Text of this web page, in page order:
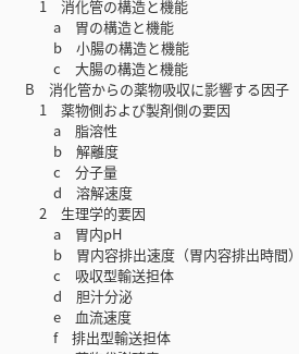
1 消化管の構造と機能
a 胃の構造と機能
b 小腸の構造と機能
c 大腸の構造と機能
B 消化管からの薬物吸収に影響する因子
1 薬物側および製剤側の要因
a 脂溶性
b 解離度
c 分子量
d 溶解速度
2 生理学的要因
a 胃内pH
b 胃内容排出速度（胃内容排出時間）
c 吸収型輸送担体
d 胆汁分泌
e 血流速度
f 排出型輸送担体